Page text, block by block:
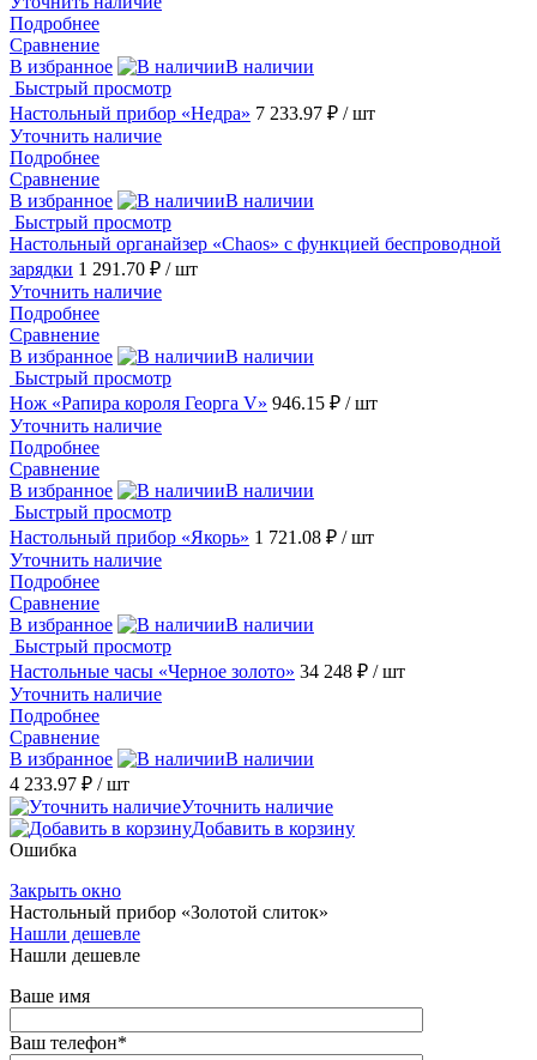
Подробнее
Сравнение
В избранное
В наличии
Быстрый просмотр
Настольный прибор «Недра» 7 233.97 ₽ / шт
Уточнить наличие
Подробнее
Сравнение
В избранное
В наличии
Быстрый просмотр
Настольный органайзер «Chaos» с функцией беспроводной
зарядки 1 291.70 ₽ / шт
Уточнить наличие
Подробнее
Сравнение
В избранное
В наличии
Быстрый просмотр
Нож «Рапира короля Георга V» 946.15 ₽ / шт
Уточнить наличие
Подробнее
Сравнение
В избранное
В наличии
Быстрый просмотр
Настольный прибор «Якорь» 1 721.08 ₽ / шт
Уточнить наличие
Подробнее
Сравнение
В избранное
В наличии
Быстрый просмотр
Настольные часы «Черное золото» 34 248 ₽ / шт
Уточнить наличие
Подробнее
Сравнение
В избранное
В наличии
4 233.97 ₽ / шт
Уточнить наличие
Добавить в корзину
Ошибка
Закрыть окно
Настольный прибор «Золотой слиток»
Нашли дешевле
Нашли дешевле
Ваше имя
Ваш телефон*